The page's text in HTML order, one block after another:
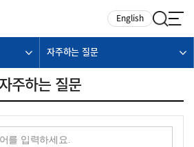
English
자주하는 질문
자주하는 질문